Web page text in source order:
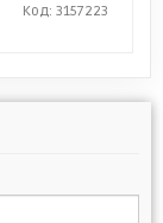
Код: 3157223